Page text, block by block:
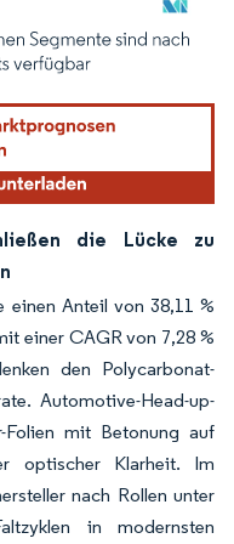
erfordert Namensnennung
die Lücke zu
einen Anteil von 38,11 %
einer CAGR von 7,28 %
den Polycarbonat-
Automotive-Head-up-
Folien mit Betonung auf
optischer Klarheit. Im
nach Rollen unter
in modernsten